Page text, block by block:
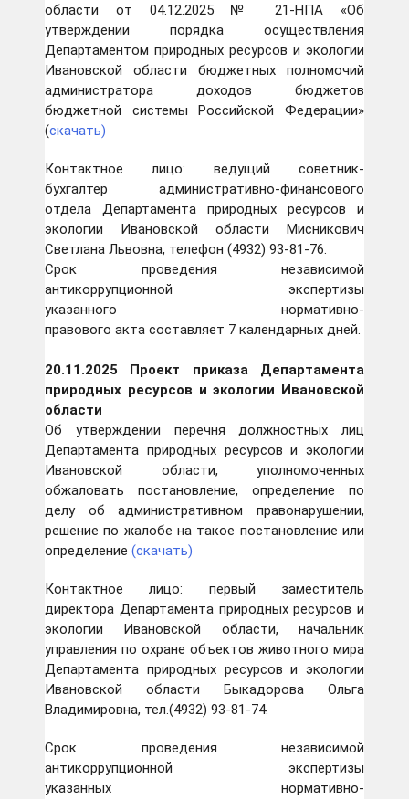
области от 04.12.2025 № 21-НПА «Об
утверждении порядка осуществления
Департаментом природных ресурсов и экологии
Ивановской области бюджетных полномочий
администратора доходов бюджетов
бюджетной системы Российской Федерации»
(скачать)
Контактное лицо: ведущий советник-
бухгалтер административно-финансового
отдела Департамента природных ресурсов и
экологии Ивановской области Мисникович
Светлана Львовна, телефон (4932) 93-81-76.
Срок проведения независимой
антикоррупционной экспертизы
указанного нормативно-
правового акта составляет 7 календарных дней.
20.11.2025 Проект приказа Департамента
природных ресурсов и экологии Ивановской
области
Об утверждении перечня должностных лиц
Департамента природных ресурсов и экологии
Ивановской области, уполномоченных
обжаловать постановление, определение по
делу об административном правонарушении,
решение по жалобе на такое постановление или
определение (скачать)
Контактное лицо: первый заместитель
директора Департамента природных ресурсов и
экологии Ивановской области, начальник
управления по охране объектов животного мира
Департамента природных ресурсов и экологии
Ивановской области Быкадорова Ольга
Владимировна, тел.(4932) 93-81-74.
Срок проведения независимой
антикоррупционной экспертизы
указанных нормативно-